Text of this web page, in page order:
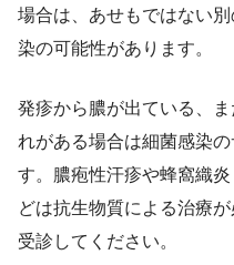
場合は、あせもではない
染の可能性があります。
発疹から膿が出ている、
れがある場合は細菌感染
す。膿疱性汗疹や蜂窩織
どは抗生物質による治療
受診してください。